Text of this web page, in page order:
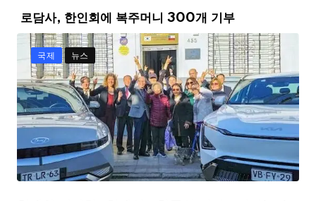
로담사, 한인회에 복주머니 300개 기부
국제 뉴스